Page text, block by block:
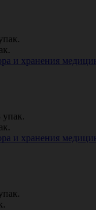
и хранения
упак.
и хранения